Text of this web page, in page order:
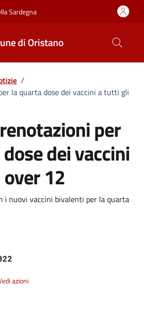
Sardegna
di Oristano
/
la quarta dose dei vaccini a tutti gli
per
dei vaccini
12
notizia
i nuovi vaccini bivalenti per la quarta
azioni